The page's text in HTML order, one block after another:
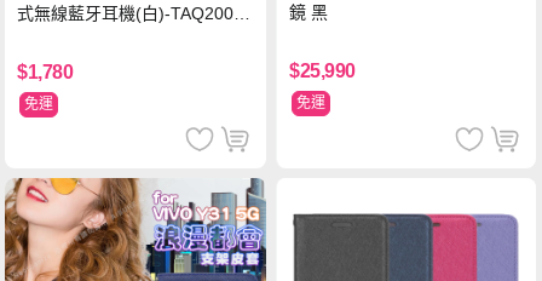
式無線藍牙耳機(白)-TAQ2000
$1,780
免運
鏡 黑
$25,990
免運